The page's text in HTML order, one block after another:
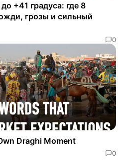
+41 градуса: где 8
грозы и сильный
0
Draghi Moment
0